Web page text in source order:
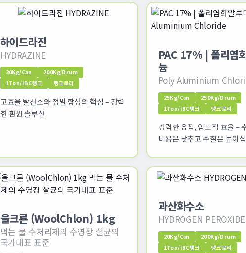
하이드라진
HYDRAZINE
20Kg/Can
200Kg/Drum
1Ton/IBC탱크
탱크로리
고효율 탈산소와 정밀 합성의 핵심 – 강력
한 환원 솔루션
PAC 17% | 폴리염
늄
Poly Aluminium
25Kg/Can
250Kg/Drum
1Ton/IBC탱크
탱크로리
강력한 응집, 압도적 효율 –
비용은 낮추고 수질은 높이
울크론 (WoolChlon) 1kg
먹는 물 수처리제의 수영장 살균의
국가대표 표준
과산화수소
HYDROGEN PEROXIDE
20Kg/Can
200Kg/Drum
1Ton/IBC탱크
탱크로리